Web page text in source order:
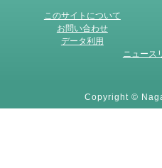
このサイトについて
お問い合わせ
データ利用
ニュース
Copyright ©